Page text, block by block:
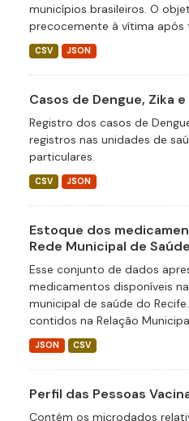
municípios brasileiros. O
precocemente à vítima após
CSV JSON
Casos de Dengue, Zika
Registro dos casos de
registros nas unidades de
particulares.
CSV JSON
Estoque dos
Rede Municipal de Saúde
Esse conjunto de dados
medicamentos disponíveis
municipal de saúde do
contidos na Relação
JSON CSV
Perfil das Pessoas
Contém os microdados